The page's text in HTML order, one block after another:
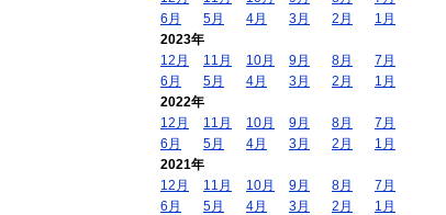
6月
5月 4月 3月 2月
1月
2023年
12月
11月 10月 9月 8月
7月
6月
5月 4月 3月 2月
1月
2022年
12月
11月 10月 9月 8月
7月
6月
5月 4月 3月 2月
1月
2021年
12月
11月 10月 9月 8月
7月
6月
5月 4月 3月 2月
1月